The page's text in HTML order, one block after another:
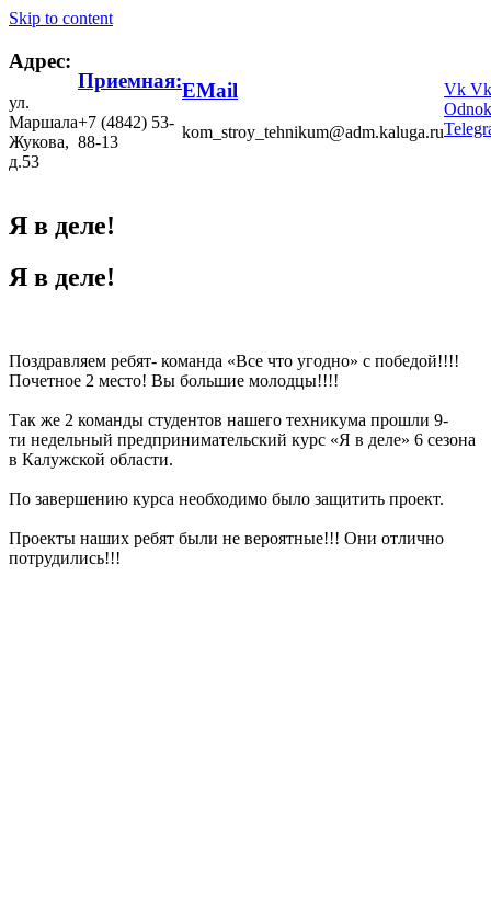
Skip to content
Адрес:
ул.
Маршала
Жукова,
д.53
Приемная:
+7 (4842) 53-
88-13
EMail
kom_stroy_tehnikum@adm.kaluga.ru
Vk Vk
Я в деле!
Я в деле!
Поздравляем ребят- команда «Все что угодно» с победой!!!!
Почетное 2 место! Вы большие молодцы!!!!
Так же 2 команды студентов нашего техникума прошли 9-
ти недельный предпринимательский курс «Я в деле» 6 сезона
в Калужской области.
По завершению курса необходимо было защитить проект.
Проекты наших ребят были не вероятные!!! Они отлично
потрудились!!!